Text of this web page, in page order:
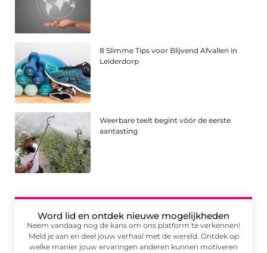
8 Slimme Tips voor Blijvend Afvallen in
Leiderdorp
Weerbare teelt begint vóór de eerste
aantasting
Word lid en ontdek nieuwe mogelijkheden
Neem vandaag nog de kans om ons platform te verkennen!
Meld je aan en deel jouw verhaal met de wereld. Ontdek op
welke manier jouw ervaringen anderen kunnen motiveren